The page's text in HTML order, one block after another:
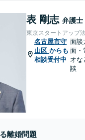
表 剛志 弁護士
東京スタートアップ
名古屋市守
山区 からも
相談受付中
面談
面・
オな
談
離婚問題